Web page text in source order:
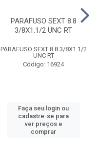
PARAFUSO SEXT 8.8
3/8X1.1/2 UNC RT
PARAFUSO SEXT 8.8 3/8X1.1/2
UNC RT
Código: 16924
Faça seu login ou
cadastre-se para
ver preços e
comprar